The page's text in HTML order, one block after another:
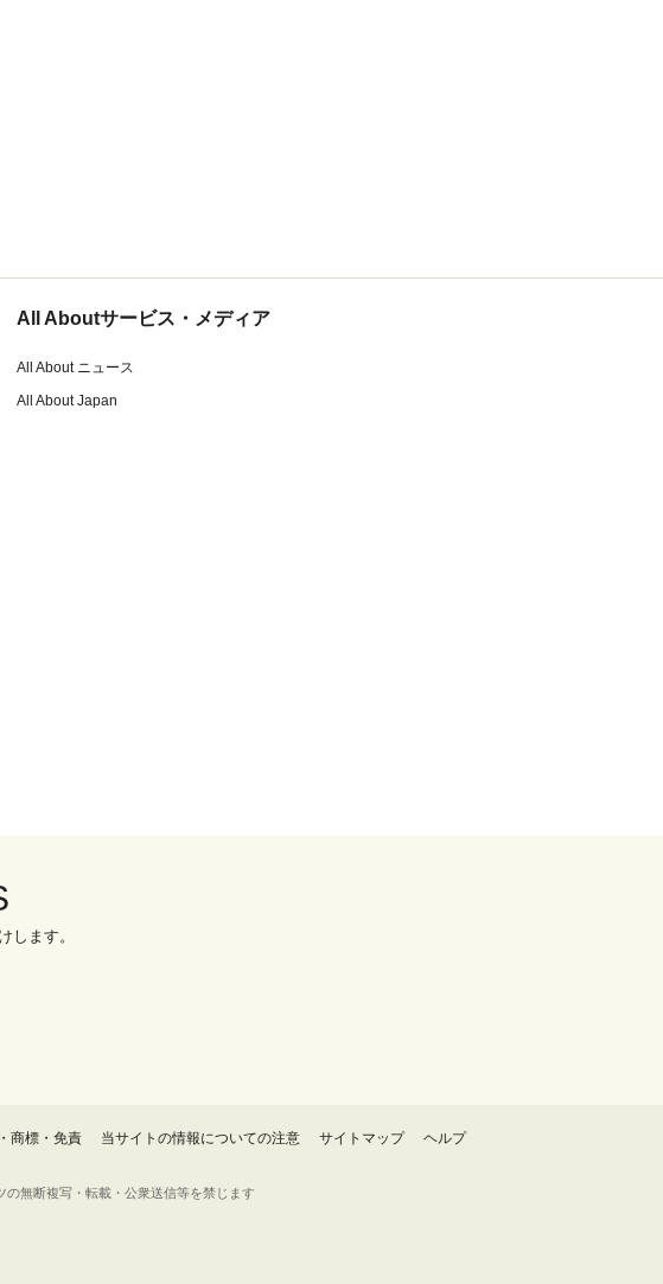
All Aboutサービス・メディア
All About ニュース
All About Japan
します。
商標・免責 当サイトの情報についての注意 サイトマップ ヘルプ
無断複写・転載・公衆送信等を禁じます